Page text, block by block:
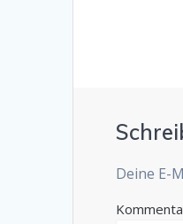
Deine E-